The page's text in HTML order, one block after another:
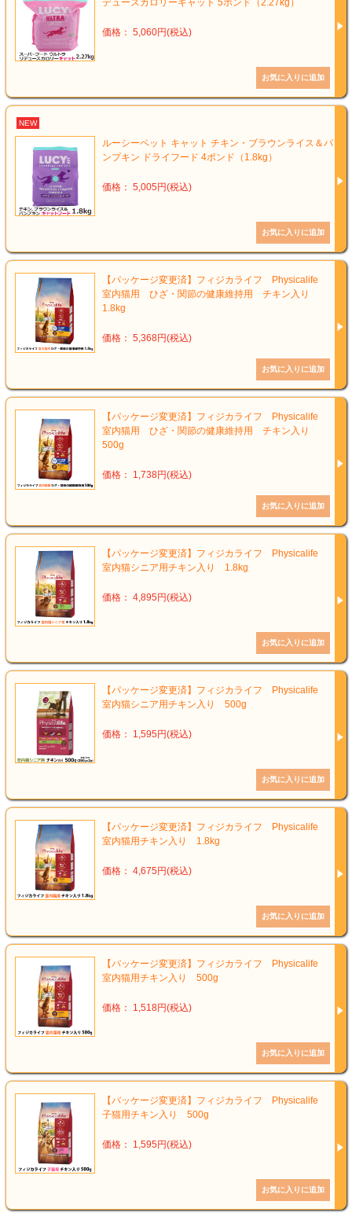
デュースカロリーキャット 5ポンド（2.27kg）
価格： 5,060円(税込)
NEW
ルーシーペット キャット チキン・ブラウンライス＆パ
ンプキン ドライフード 4ポンド（1.8kg）
価格： 5,005円(税込)
【パッケージ変更済】フィジカライフ Physicalife
室内猫用 ひざ・関節の健康維持用 チキン入り
1.8kg
価格： 5,368円(税込)
【パッケージ変更済】フィジカライフ Physicalife
室内猫用 ひざ・関節の健康維持用 チキン入り
500g
価格： 1,738円(税込)
【パッケージ変更済】フィジカライフ Physicalife
室内猫シニア用チキン入り 1.8kg
価格： 4,895円(税込)
【パッケージ変更済】フィジカライフ Physicalife
室内猫シニア用チキン入り 500g
価格： 1,595円(税込)
【パッケージ変更済】フィジカライフ Physicalife
室内猫用チキン入り 1.8kg
価格： 4,675円(税込)
【パッケージ変更済】フィジカライフ Physicalife
室内猫用チキン入り 500g
価格： 1,518円(税込)
【パッケージ変更済】フィジカライフ Physicalife
子猫用チキン入り 500g
価格： 1,595円(税込)